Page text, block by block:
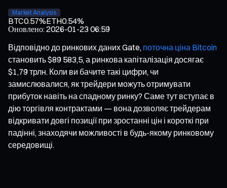
Market Analysis
BTC0.57%ETH0.54%
Оновлено:2026-01-23 06:59
Відповідно до ринкових даних Gate, поточна ціна Bitcoin
становить $89 583,5, а ринкова капіталізація досягає
$1,79 трлн. Коли ви бачите такі цифри, чи
замислювалися, як трейдери можуть отримувати
прибуток навіть на спадному ринку? Саме тут вступає в
дію торгівля контрактами — вона дозволяє трейдерам
відкривати довгі позиції при зростанні цін і короткі при
падінні, знаходячи можливості в будь-якому ринковому
середовищі.